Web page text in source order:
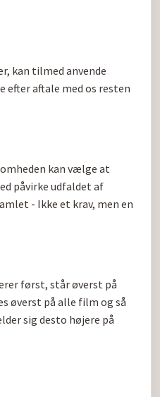
kan tilmed anvende
efter aftale med os resten
kan vælge at
påvirke udfaldet af
- Ikke et krav, men en
først, står øverst på
øverst på alle film og så
sig desto højere på